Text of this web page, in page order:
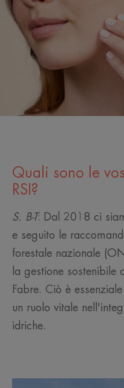
Quali sono le
RSI?
S. B-T: Dal 2018 ci
e seguito le
forestale nazionale
la gestione sostenibile
Fabre. Ciò è
un ruolo vitale
idriche.